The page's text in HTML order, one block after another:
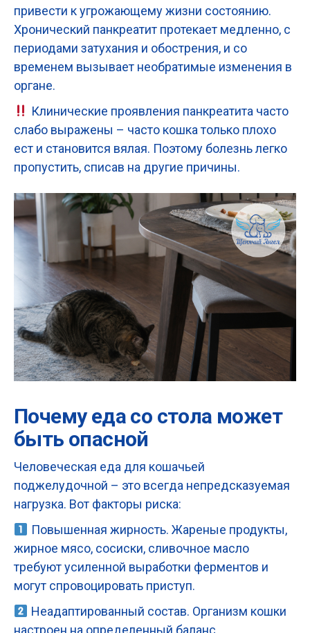
привести к угрожающему жизни состоянию.
Хронический панкреатит протекает медленно, с
периодами затухания и обострения, и со
временем вызывает необратимые изменения в
органе.
Клинические проявления панкреатита часто
слабо выражены – часто кошка только плохо
ест и становится вялая. Поэтому болезнь легко
пропустить, списав на другие причины.
Почему еда со стола может
быть опасной
Человеческая еда для кошачьей
поджелудочной – это всегда непредсказуемая
нагрузка. Вот факторы риска:
Повышенная жирность. Жареные продукты,
жирное мясо, сосиски, сливочное масло
требуют усиленной выработки ферментов и
могут спровоцировать приступ.
Неадаптированный состав. Организм кошки
настроен на определенный баланс